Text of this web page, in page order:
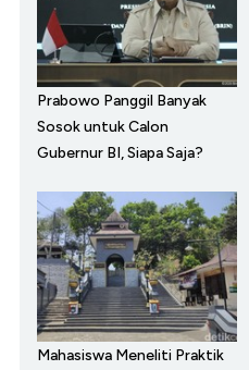
Prabowo Panggil Banyak
Sosok untuk Calon
Gubernur BI, Siapa Saja?
Mahasiswa Meneliti Praktik